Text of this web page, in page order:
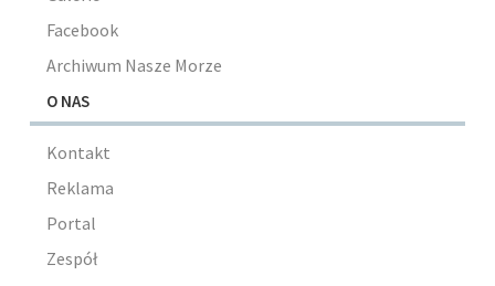
Facebook
Archiwum Nasze Morze
O NAS
Kontakt
Reklama
Portal
Zespół